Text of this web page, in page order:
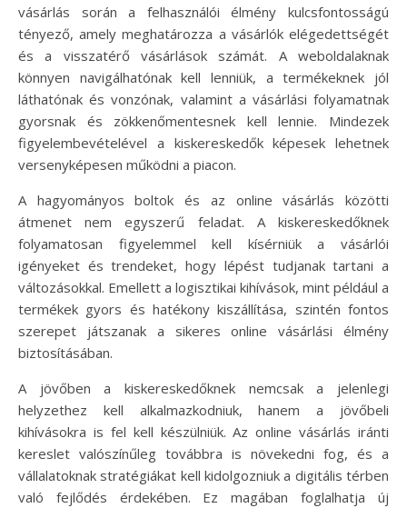
vásárlás során a felhasználói élmény kulcsfontosságú
tényező, amely meghatározza a vásárlók elégedettségét
és a visszatérő vásárlások számát. A weboldalaknak
könnyen navigálhatónak kell lenniük, a termékeknek jól
láthatónak és vonzónak, valamint a vásárlási folyamatnak
gyorsnak és zökkenőmentesnek kell lennie. Mindezek
figyelembevételével a kiskereskedők képesek lehetnek
versenyképesen működni a piacon.
A hagyományos boltok és az online vásárlás közötti
átmenet nem egyszerű feladat. A kiskereskedőknek
folyamatosan figyelemmel kell kísérniük a vásárlói
igényeket és trendeket, hogy lépést tudjanak tartani a
változásokkal. Emellett a logisztikai kihívások, mint például a
termékek gyors és hatékony kiszállítása, szintén fontos
szerepet játszanak a sikeres online vásárlási élmény
biztosításában.
A jövőben a kiskereskedőknek nemcsak a jelenlegi
helyzethez kell alkalmazkodniuk, hanem a jövőbeli
kihívásokra is fel kell készülniük. Az online vásárlás iránti
kereslet valószínűleg továbbra is növekedni fog, és a
vállalatoknak stratégiákat kell kidolgozniuk a digitális térben
való fejlődés érdekében. Ez magában foglalhatja új